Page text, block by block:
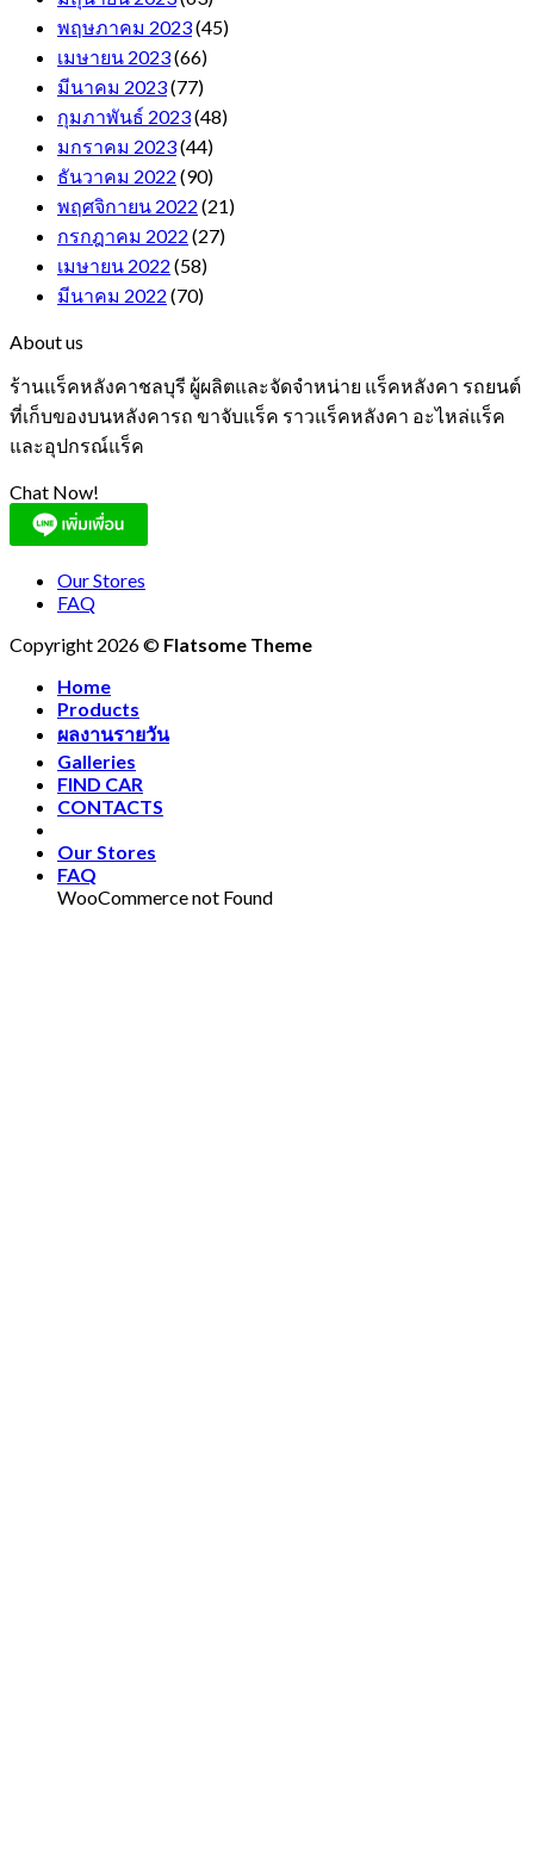
พฤษภาคม 2023(45)
เมษายน 2023(66)
มีนาคม 2023(77)
กุมภาพันธ์ 2023(48)
มกราคม 2023(44)
ธันวาคม 2022 (90)
พฤศจิกายน 2022 (21)
กรกฎาคม 2022 (27)
เมษายน 2022 (58)
มีนาคม 2022 (70)
About us
ร้านแร็คหลังคาชลบุรี ผู้ผลิตและจัดจำหน่าย แร็คหลังคา รถยนต์
ที่เก็บของบนหลังคารถ ขาจับแร็ค ราวแร็คหลังคา อะไหล่แร็ค
และอุปกรณ์แร็ค
Chat Now!
Our Stores
FAQ
Copyright 2026 © Flatsome Theme
Home
Products
ผลงานรายวัน
Galleries
FIND CAR
CONTACTS
Our Stores
FAQ
WooCommerce not Found